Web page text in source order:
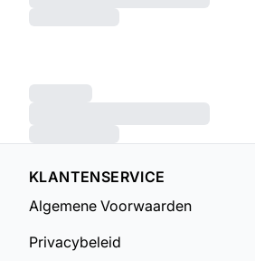
KLANTENSERVICE
Algemene Voorwaarden
Privacybeleid